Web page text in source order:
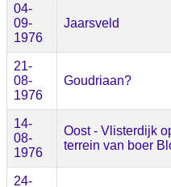
04-
09-
1976
Jaarsveld
21-
08-
1976
Goudriaan?
14-
08-
1976
Oost - Vlisterdijk
terrein van boer
24-